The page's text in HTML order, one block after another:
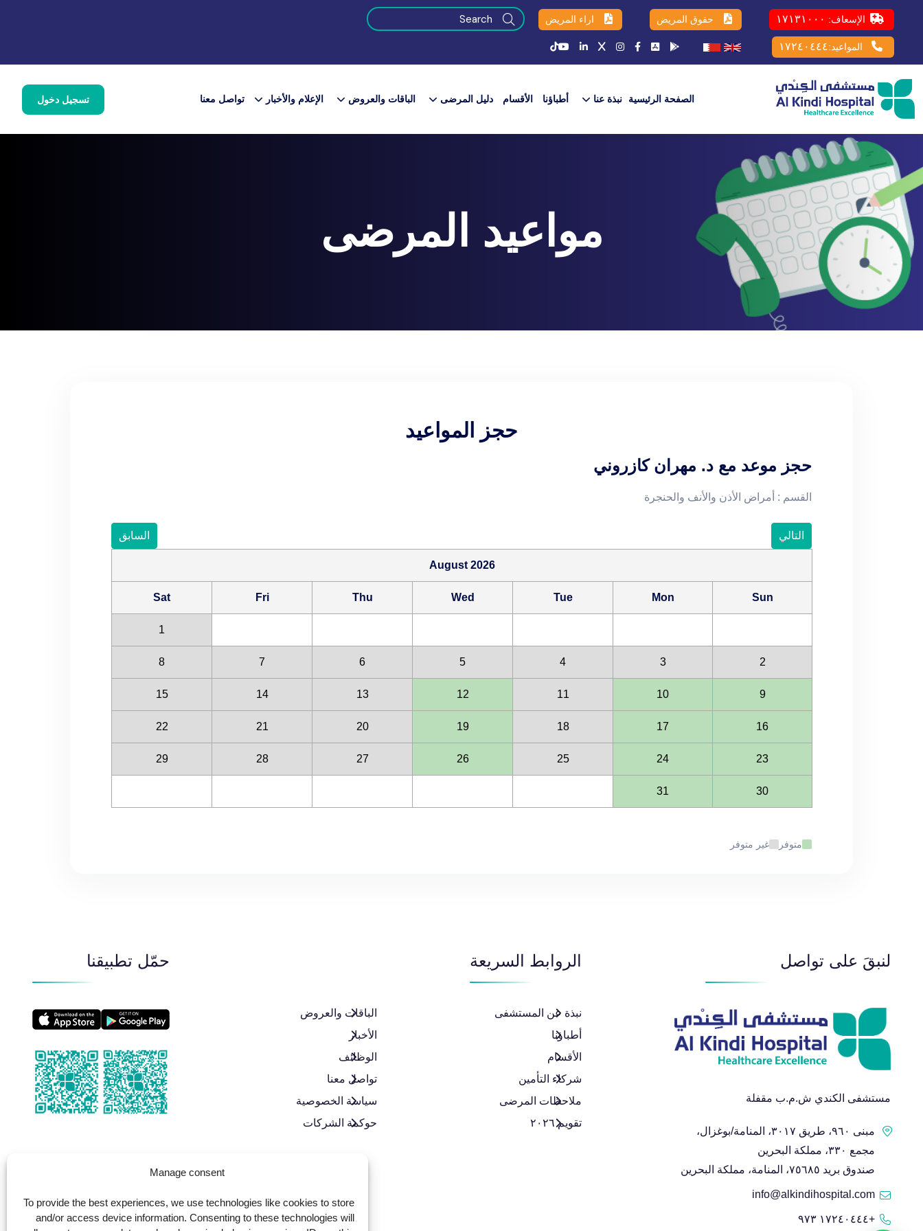
Manage consent
To provide the best experiences, we use technologies like cookies to store
and/or access device information. Consenting to these technologies will
الإسعاف: ١٧١٣١٠٠٠ حقوق المريض اراء المريض
المواعيد:١٧٢٤٠٤٤٤
الصفحة الرئيسية نبذة عنا أطباؤنا الأقسام دليل المرضى الباقات والعروض​ الإعلام والأخبار تواصل معنا تسجيل دخول
مواعيد المرضى
حجز المواعيد
حجز موعد مع د. مهران كازروني
القسم : أمراض الأذن والأنف والحنجرة
السابق التالي
August 2026
Sun
Mon
Tue
Wed
Thu
Fri
Sat
1
2
3
4
5
6
7
8
9
10
11
12
13
14
15
16
17
18
19
20
21
22
23
24
25
26
27
28
29
30
31
متوفر غير متوفر
لنبقَ على تواصل
مستشفى الكندي ش.م.ب مقفلة
مبنى ٩٦٠، طريق ٣٠١٧، المنامة/بوغزال،
مجمع ٣٣٠، مملكة البحرين
صندوق بريد ٧٥٦٨٥، المنامة، مملكة البحرين
info@alkindihospital.com
+١٧٢٤٠٤٤٤ ٩٧٣
الروابط السريعة
نبذة عن المستشفى
أطباؤنا
الأقسام
شركاء التأمين
ملاحظات المرضى
تقويم ٢٠٢٦
الباقات والعروض​
الأخبار
الوظائف
تواصل معنا
سياسة الخصوصية
حوكمة الشركات
حمّل تطبيقنا